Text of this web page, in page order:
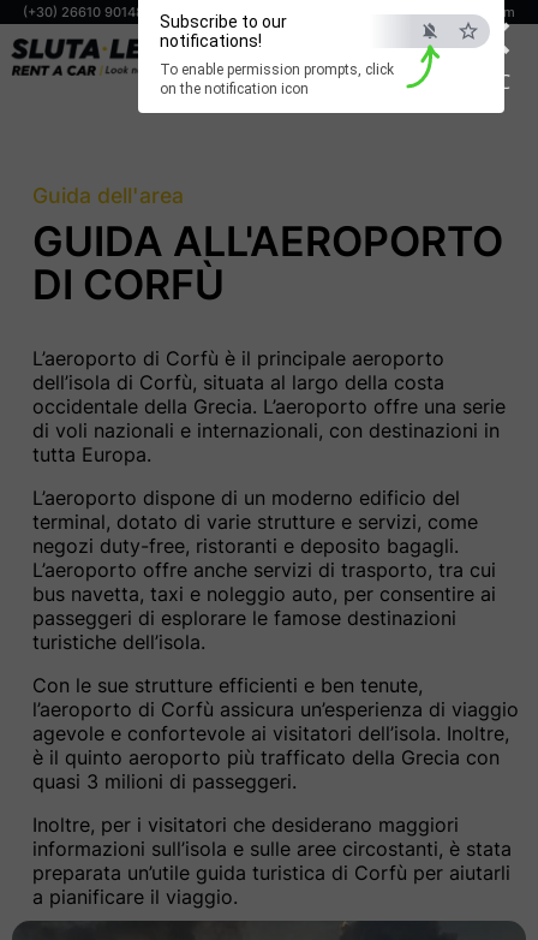
×
ESC
Subscribe to our
notifications!
To enable permission prompts, click
on the notification icon
(+30) 26610 90148 (+30) 698 806 0294 info@corfuslutaleta.com
PRENOTA ORA
Guida dell'area
GUIDA ALL'AEROPORTO
DI CORFÙ
L’aeroporto di Corfù è il principale aeroporto
dell’isola di Corfù, situata al largo della costa
occidentale della Grecia. L’aeroporto offre una serie
di voli nazionali e internazionali, con destinazioni in
tutta Europa.
L’aeroporto dispone di un moderno edificio del
terminal, dotato di varie strutture e servizi, come
negozi duty-free, ristoranti e deposito bagagli.
L’aeroporto offre anche servizi di trasporto, tra cui
bus navetta, taxi e noleggio auto, per consentire ai
passeggeri di esplorare le famose destinazioni
turistiche dell’isola.
Con le sue strutture efficienti e ben tenute,
l’aeroporto di Corfù assicura un’esperienza di viaggio
agevole e confortevole ai visitatori dell’isola. Inoltre,
è il quinto aeroporto più trafficato della Grecia con
quasi 3 milioni di passeggeri.
Inoltre, per i visitatori che desiderano maggiori
informazioni sull’isola e sulle aree circostanti, è stata
preparata un’utile guida turistica di Corfù per aiutarli
a pianificare il viaggio.